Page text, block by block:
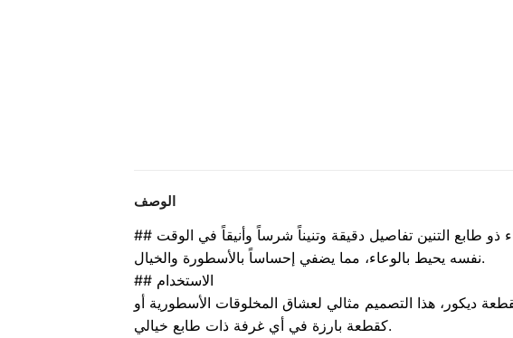
الوصف
ذو طابع التنين تفاصيل دقيقة وتنيناً شرساً وأنيقاً في الوقت
نفسه يحيط بالوعاء، مما يضفي إحساساً بالأسطورة والخيال.
## الاستخدام
ديكور، هذا التصميم مثالي لعشاق المخلوقات الأسطورية أو
كقطعة بارزة في أي غرفة ذات طابع خيالي.